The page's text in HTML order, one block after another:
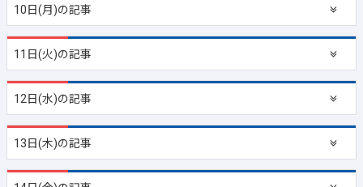
10日(月)の記事
11日(火)の記事
12日(水)の記事
13日(木)の記事